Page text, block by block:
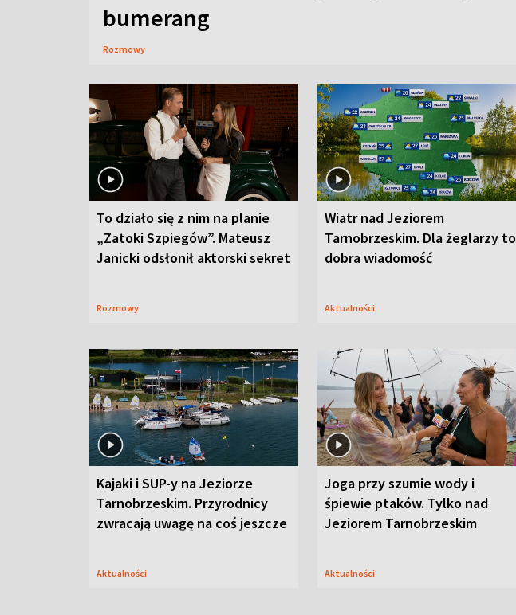
bumerang
Rozmowy
To działo się z nim na planie
„Zatoki Szpiegów”. Mateusz
Janicki odsłonił aktorski sekret
Rozmowy
Wiatr nad Jeziorem
Tarnobrzeskim. Dla żeglarzy to
dobra wiadomość
Aktualności
Kajaki i SUP-y na Jeziorze
Tarnobrzeskim. Przyrodnicy
zwracają uwagę na coś jeszcze
Aktualności
Joga przy szumie wody i
śpiewie ptaków. Tylko nad
Jeziorem Tarnobrzeskim
Aktualności